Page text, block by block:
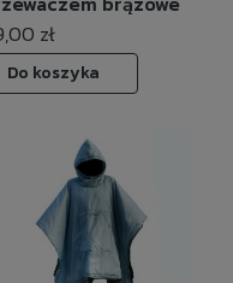
zł
Do koszyka